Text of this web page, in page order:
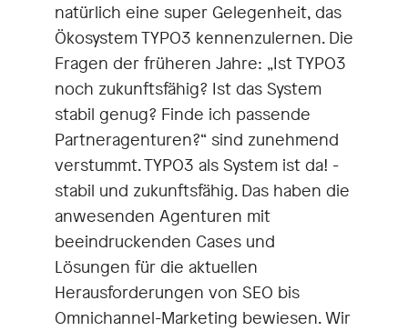
natürlich eine super Gelegenheit, das
Ökosystem TYPO3 kennenzulernen. Die
Fragen der früheren Jahre: „Ist TYPO3
noch zukunftsfähig? Ist das System
stabil genug? Finde ich passende
Partneragenturen?“ sind zunehmend
verstummt. TYPO3 als System ist da! -
stabil und zukunftsfähig. Das haben die
anwesenden Agenturen mit
beeindruckenden Cases und
Lösungen für die aktuellen
Herausforderungen von SEO bis
Omnichannel-Marketing bewiesen. Wir